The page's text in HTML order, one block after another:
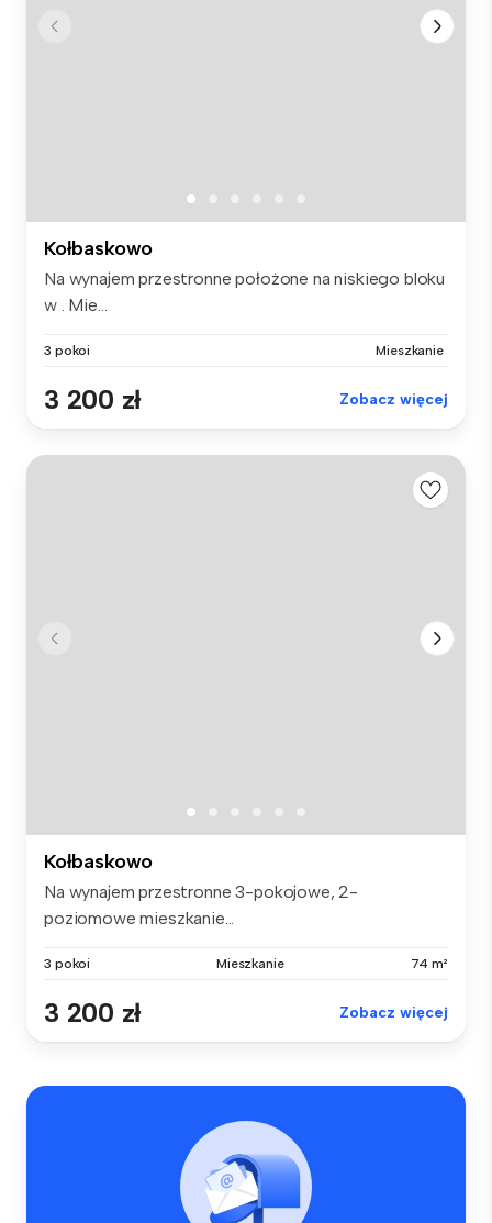
Kołbaskowo
Na wynajem przestronne położone na niskiego bloku
w . Mie...
3 pokoi Mieszkanie
3 200 zł Zobacz więcej
Kołbaskowo
Na wynajem przestronne 3-pokojowe, 2-
poziomowe mieszkanie...
3 pokoi Mieszkanie 74 m²
3 200 zł Zobacz więcej